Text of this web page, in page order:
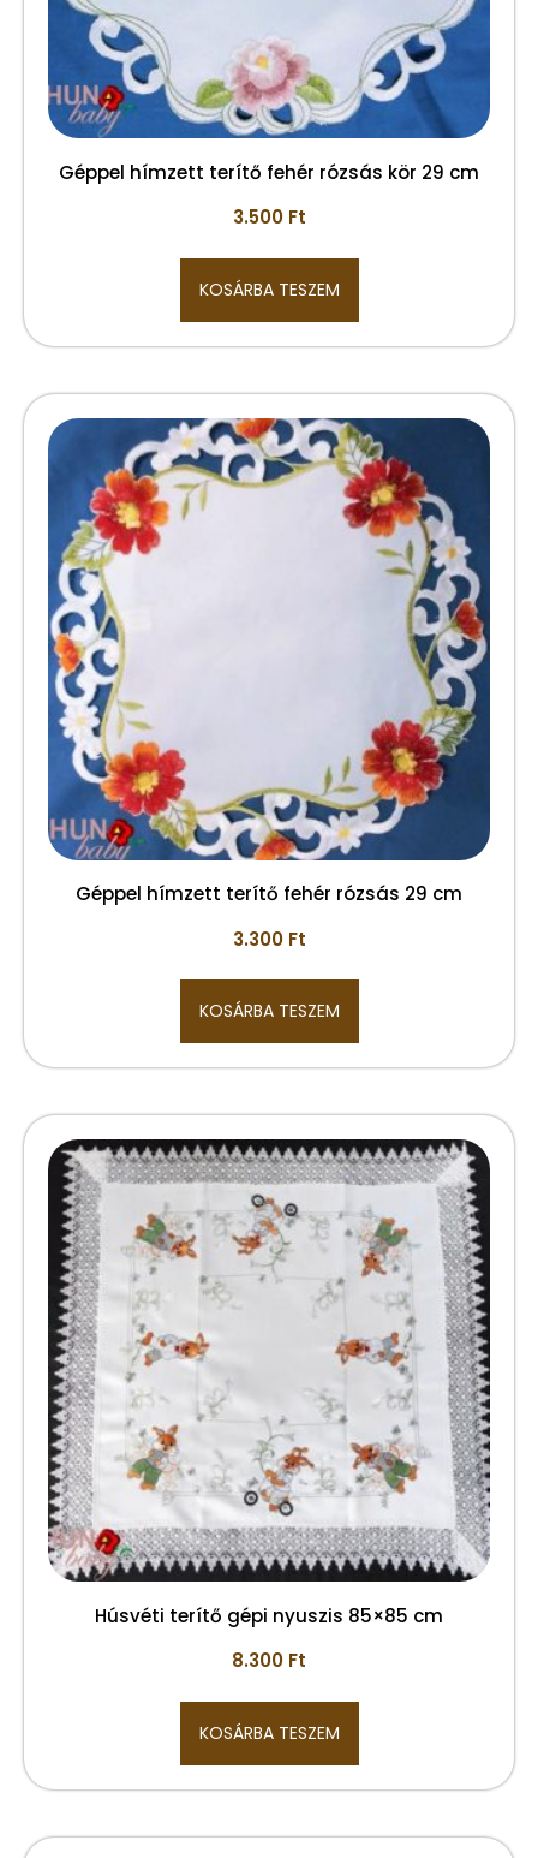
Géppel hímzett terítő fehér rózsás kör 29 cm
3.500 Ft
KOSÁRBA TESZEM
Géppel hímzett terítő fehér rózsás 29 cm
3.300 Ft
KOSÁRBA TESZEM
Húsvéti terítő gépi nyuszis 85×85 cm
8.300 Ft
KOSÁRBA TESZEM